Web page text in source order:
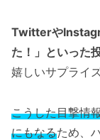
Twitterや
た！」といった
嬉しいサプライ
こうした目撃情
にもなるため、